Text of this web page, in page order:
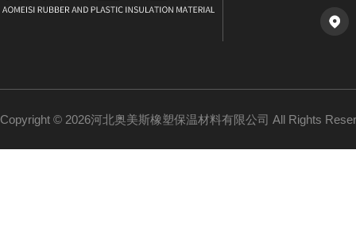
Copyright © 2026河北奥美斯橡塑保温材料有限公司 All Rights